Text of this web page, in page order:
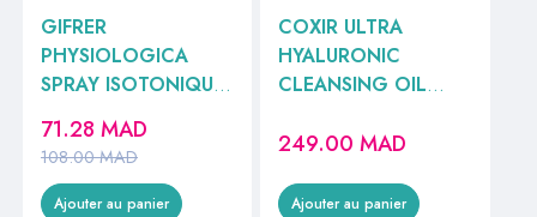
GIFRER
PHYSIOLOGICA
SPRAY ISOTONIQUE
100ML
108.00MAD
71.28 MAD
Ajouter au panier
COXIR ULTRA
HYALURONIC
CLEANSING OIL
249.00MAD
Ajouter au panier